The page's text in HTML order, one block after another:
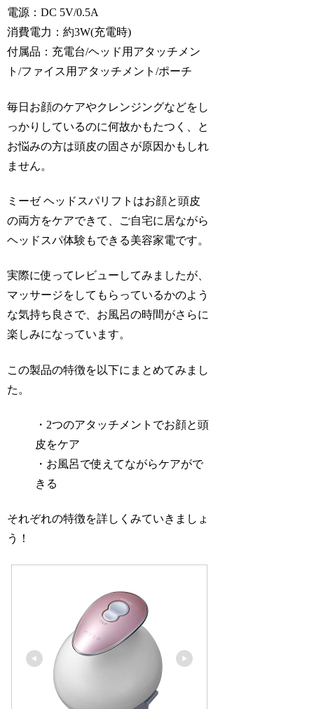
電源：DC 5V/0.5A
消費電力：約3W(充電時)
付属品：充電台/ヘッド用アタッチメン
ト/ファイス用アタッチメント/ポーチ
毎日お顔のケアやクレンジングなどをし
っかりしているのに何故かもたつく、と
お悩みの方は頭皮の固さが原因かもしれ
ません。
ミーゼ ヘッドスパリフト はお顔と頭皮
の両方をケアできて、ご自宅に居ながら
ヘッドスパ体験もできる美容家電です。
実際に使ってレビューしてみましたが、
マッサージをしてもらっているかのよう
な気持ち良さで、お風呂の時間がさらに
楽しみになっています。
この製品の特徴を以下にまとめてみまし
た。
・2つのアタッチメントでお顔と頭
皮をケア
・お風呂で使えてながらケアがで
きる
それぞれの特徴を詳しくみていきましょ
う！